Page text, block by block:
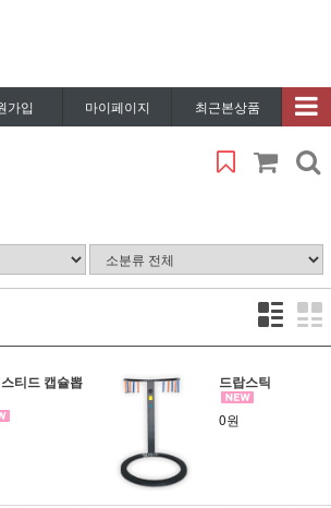
가입 마이페이지 최근본상품
티드 캡슐뽑
드랍스틱
0원